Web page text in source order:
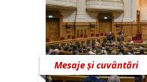
Mesaje și cuvântări